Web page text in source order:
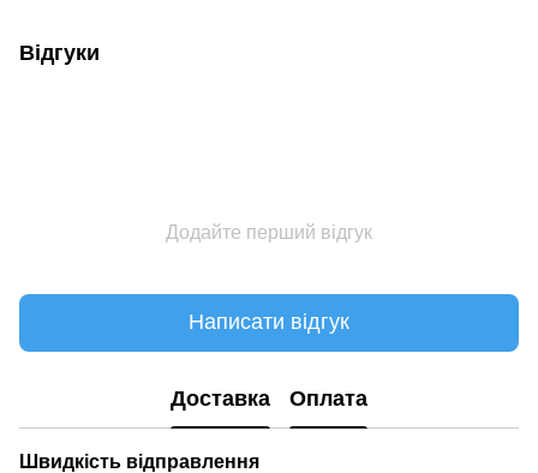
Відгуки
Додайте перший відгук
Написати відгук
Доставка Оплата
Швидкість відправлення